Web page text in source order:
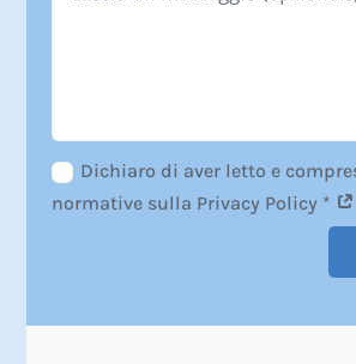
Dichiaro di aver letto e
normative sulla Privacy Policy *